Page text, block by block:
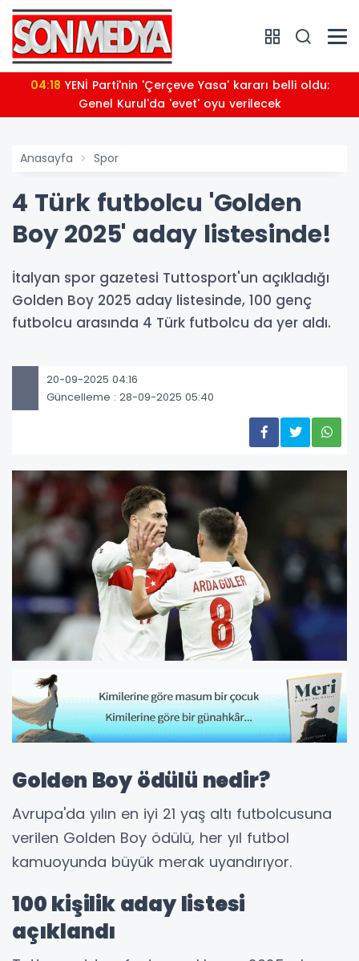
04:18
Genel Kurul'da 'evet' oyu verilecek
Anasayfa Spor
4 Türk futbolcu 'Golden
Boy 2025' aday listesinde!
İtalyan spor gazetesi Tuttosport'un açıkladığı
Golden Boy 2025 aday listesinde, 100 genç
futbolcu arasında 4 Türk futbolcu da yer aldı.
20-09-2025 04:16
Güncelleme : 28-09-2025 05:40
Golden Boy ödülü nedir?
Avrupa'da yılın en iyi 21 yaş altı futbolcusuna
verilen Golden Boy ödülü, her yıl futbol
kamuoyunda büyük merak uyandırıyor.
100 kişilik aday listesi
açıklandı